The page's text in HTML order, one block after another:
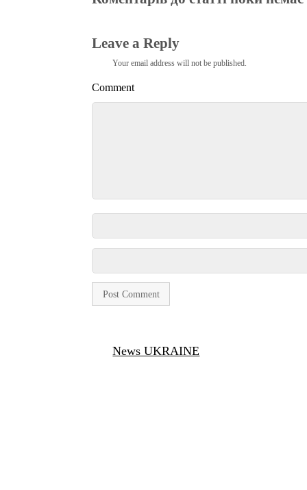
Leave a Reply
Your email address will not be published.
Comment
News UKRAINE